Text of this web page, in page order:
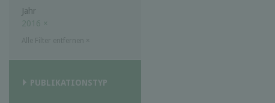
Jahr
2016 ×
PUBLIKATIONSTYP